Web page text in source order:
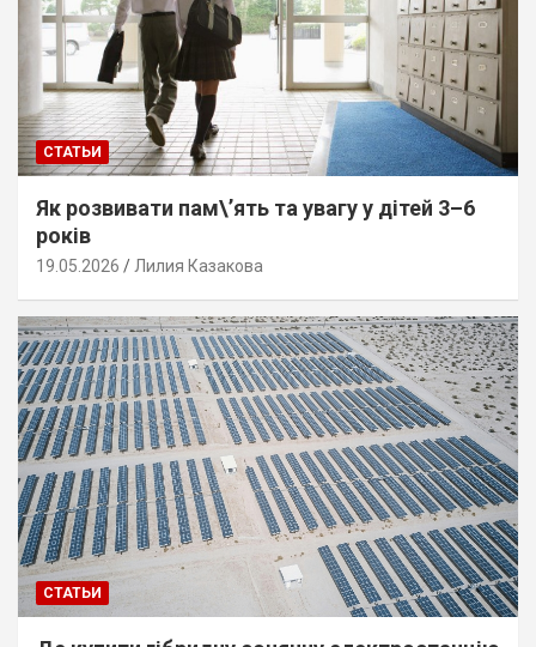
СТАТЬИ
Як розвивати пам\’ять та увагу у дітей 3–6
років
19.05.2026 Лилия Казакова
СТАТЬИ